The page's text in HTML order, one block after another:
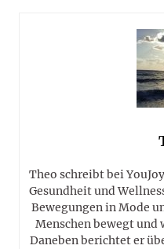
Theo schreibt bei
Gesundheit und
Bewegungen in Mode
Menschen bewegt
Daneben berichtet er